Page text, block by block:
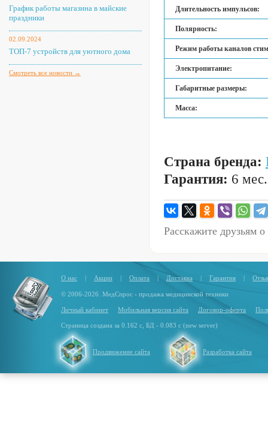
График работы магазина в майские
праздники
02.09.2024
ТОП-7 устройств для уютного дома
Смотреть все новости →
Длительность импульсов:
Полярность:
Режим работы каналов
Электропитание:
Габаритные размеры:
Масса:
Страна бренда:
Гарантия: 6 мес.
Расскажите друзьям
О нас | Акции | Оплата | Доставка | Гарантия |
© 2006-2026. МедСпрос - продажа медицинской техники
Личный кабинет Мобильная версия сайта Договор-оферта
Страница создана за 0.162 с, БД - 0.083 с (new server)
Продвижение сайта Разработка сайта